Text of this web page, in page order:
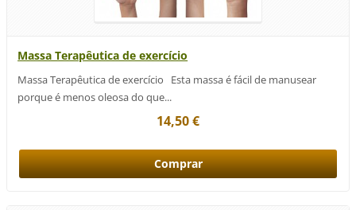
Massa Terapêutica de exercício
Massa Terapêutica de exercício Esta massa é fácil de manusear
porque é menos oleosa do que...
14,50 €